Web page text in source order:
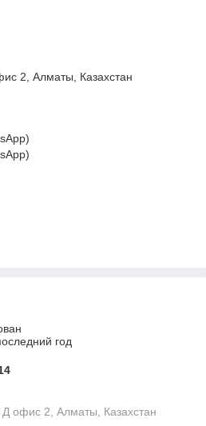
2, Алматы, Казахстан
год
офис 2, Алматы, Казахстан